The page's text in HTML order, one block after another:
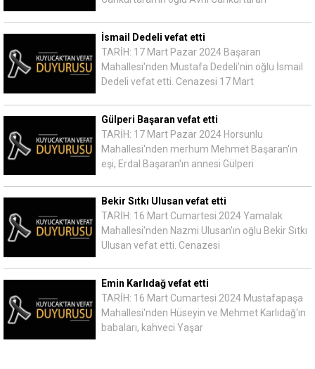
İsmail Dedeli vefat etti
TARİH: 17 Mart Pazar 2024 Başaran
Mahallesi'nden Mustafa Dedeli'nin oğlu İsmail
Dedeli vefat etti. Cenazesi 17 Mart
Gülperi Başaran vefat etti
TARİH: 17 Mart Pazar 2024 Horsunlu
Mahallesi'nden merhum Mehmet Başaran'ın
eşi, Erdal Başaran'ın annesi Gülperi
Bekir Sıtkı Ulusan vefat etti
TARİH: 16 Mart Cumartesi 2024 Yamalak
Mahallesi'nden Nazmi Ulusan'ın oğlu Bekir Sıtkı
Ulusan vefat etti. Cenazesi
Emin Karlıdağ vefat etti
TARİH: 16 Mart Cumartesi 2024 Mustafapaşa
Mahallesi'nden Hüseyin ve Mehmet Karlıdağ'ın
babaları, kahveci Yaşar